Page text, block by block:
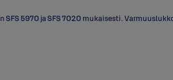
5970 ja SFS 7020 mukaisesti.